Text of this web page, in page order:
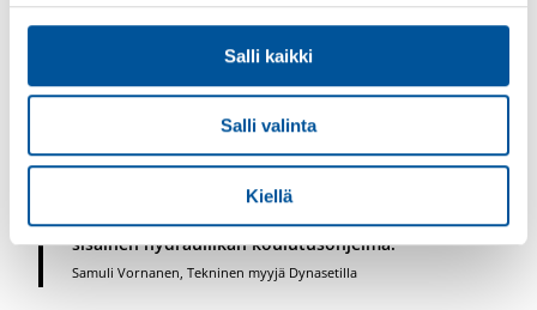
Salli kaikki
Salli valinta
Kiellä
itse myyntityöhön niin b2b-myynnin [yritykseltä
yllättänyt, Samuli kertoo.
Olen oppinut valtavasti erilaisia tekniikan
termejä niin suomeksi kuin englanniksikin.
Samalla olen oppinut myös hydrauliikasta
sisäinen hydrauliikan koulutusohjelma.
Samuli Vornanen, Tekninen myyjä Dynasetilla